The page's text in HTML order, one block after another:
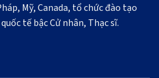
Mỹ, Canada, tổ chức đào tạo
tế bậc Cử nhân, Thạc sĩ.